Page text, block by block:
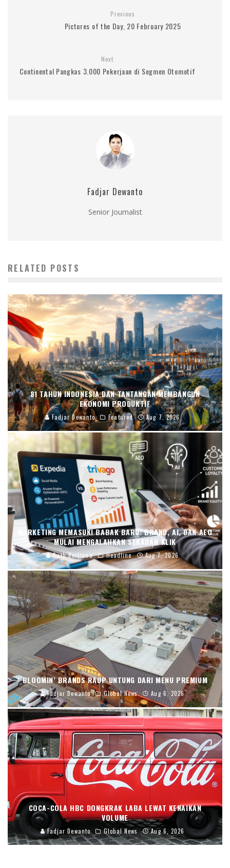
Previous
Pictures of the Day, 20 February 2025
Next
Continental Pangkas 3.000 Pekerjaan di Segmen Otomotif
Fadjar Dewanto
Senior Journalist
RELATED POSTS
81 TAHUN INDONESIA DAN TANTANGAN MEMBANGUN
EKONOMI PRODUKTIF
Fadjar Dewanto Featured Aug 7, 2026
MARKETING MEMASUKI BABAK BARU: BRAND, AI, DAN AEO
MULAI MENGALAHKAN SEKADAR KLIK
Ruth Berliana Headline Aug 7, 2026
BLOOMIN’ BRANDS RAUP UNTUNG DARI MENU PREMIUM
Fadjar Dewanto Global News Aug 6, 2026
COCA-COLA HBC DONGKRAK LABA LEWAT KENAIKAN
VOLUME
Fadjar Dewanto Global News Aug 6, 2026